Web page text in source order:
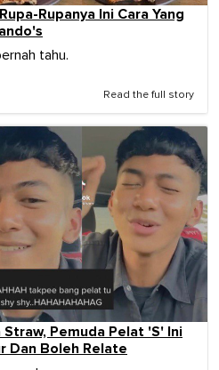
Rupanya Ini Cara Yang
tahu.
Read the full story
Straw, Pemuda Pelat 'S' Ini
Dan Boleh Relate